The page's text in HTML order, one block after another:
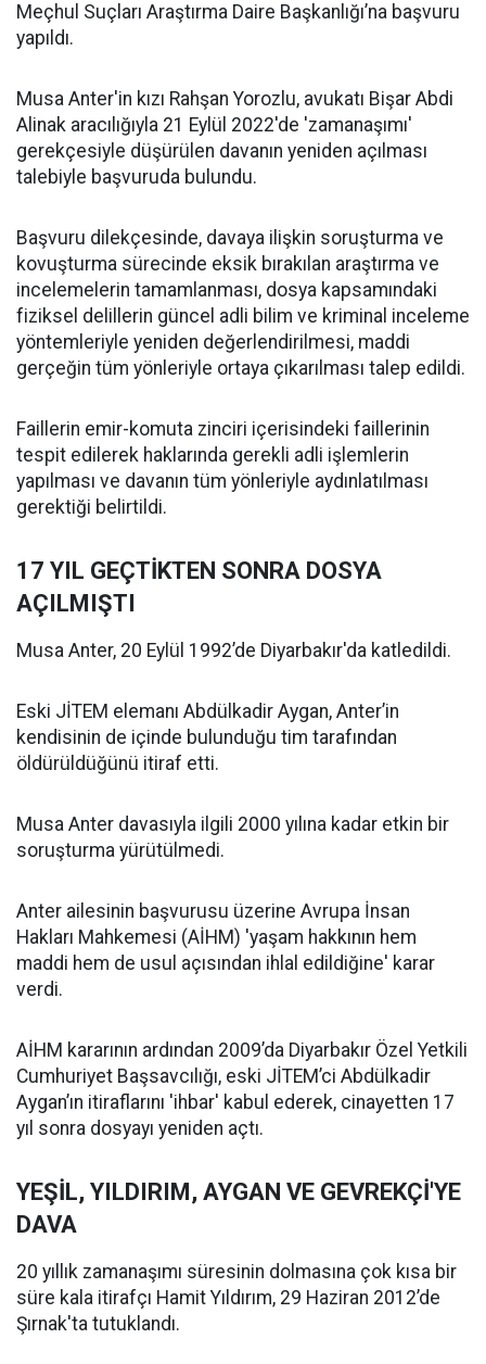
Meçhul Suçları Araştırma Daire Başkanlığı’na başvuru
yapıldı.
Musa Anter'in kızı Rahşan Yorozlu, avukatı Bişar Abdi
Alinak aracılığıyla 21 Eylül 2022'de 'zamanaşımı'
gerekçesiyle düşürülen davanın yeniden açılması
talebiyle başvuruda bulundu.
Başvuru dilekçesinde, davaya ilişkin soruşturma ve
kovuşturma sürecinde eksik bırakılan araştırma ve
incelemelerin tamamlanması, dosya kapsamındaki
fiziksel delillerin güncel adli bilim ve kriminal inceleme
yöntemleriyle yeniden değerlendirilmesi, maddi
gerçeğin tüm yönleriyle ortaya çıkarılması talep edildi.
Faillerin emir-komuta zinciri içerisindeki faillerinin
tespit edilerek haklarında gerekli adli işlemlerin
yapılması ve davanın tüm yönleriyle aydınlatılması
gerektiği belirtildi.
17 YIL GEÇTİKTEN SONRA DOSYA
AÇILMIŞTI
Musa Anter, 20 Eylül 1992’de Diyarbakır'da katledildi.
Eski JİTEM elemanı Abdülkadir Aygan, Anter’in
kendisinin de içinde bulunduğu tim tarafından
öldürüldüğünü itiraf etti.
Musa Anter davasıyla ilgili 2000 yılına kadar etkin bir
soruşturma yürütülmedi.
Anter ailesinin başvurusu üzerine Avrupa İnsan
Hakları Mahkemesi (AİHM) 'yaşam hakkının hem
maddi hem de usul açısından ihlal edildiğine' karar
verdi.
AİHM kararının ardından 2009’da Diyarbakır Özel Yetkili
Cumhuriyet Başsavcılığı, eski JİTEM’ci Abdülkadir
Aygan’ın itiraflarını 'ihbar' kabul ederek, cinayetten 17
yıl sonra dosyayı yeniden açtı.
YEŞİL, YILDIRIM, AYGAN VE GEVREKÇİ'YE
DAVA
20 yıllık zamanaşımı süresinin dolmasına çok kısa bir
süre kala itirafçı Hamit Yıldırım, 29 Haziran 2012’de
Şırnak'ta tutuklandı.